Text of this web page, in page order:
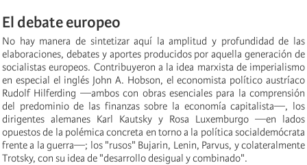
El debate europeo
No hay manera de sintetizar aquí la amplitud y profundidad de las
elaboraciones, debates y aportes producidos por aquella generación de
socialistas europeos. Contribuyeron a la idea marxista de imperialismo
en especial el inglés John A. Hobson, el economista político austríaco
Rudolf Hilferding —ambos con obras esenciales para la comprensión
del predominio de las finanzas sobre la economía capitalista—, los
dirigentes alemanes Karl Kautsky y Rosa Luxemburgo —en lados
opuestos de la polémica concreta en torno a la política socialdemócrata
frente a la guerra—; los "rusos" Bujarin, Lenin, Parvus, y colateralmente
Trotsky, con su idea de "desarrollo desigual y combinado".